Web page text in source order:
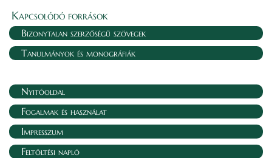
Kapcsolódó források
Bizonytalan szerzőségű szövegek
Tanulmányok és monográfiák
Nyitóoldal
Fogalmak és használat
Impresszum
Feltöltési napló